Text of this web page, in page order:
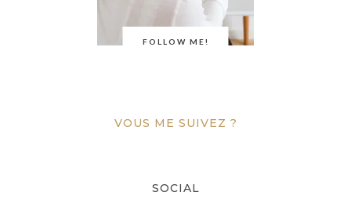
FOLLOW ME!
VOUS ME SUIVEZ ?
SOCIAL